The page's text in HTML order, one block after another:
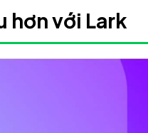
hơn với Lark